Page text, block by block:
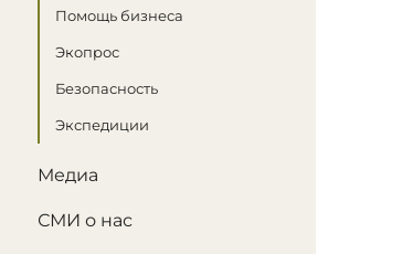
Помощь бизнеса
Экопрос
Безопасность
Экспедиции
Медиа
СМИ о нас